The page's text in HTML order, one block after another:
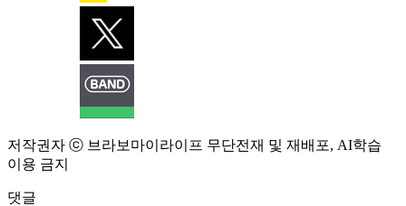
저작권자 ⓒ 브라보마이라이프 무단전재 및 재배포, AI학습
이용 금지
댓글